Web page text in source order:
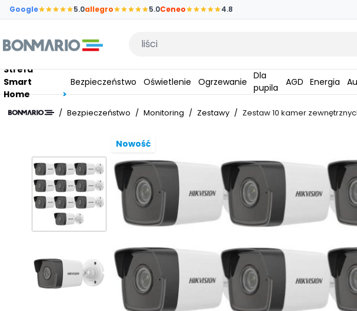
Przejdź do głównej zawartości strony
Google 5.0allegro 5.0Ceneo 4.8
Wpisz czego szukasz
Strefa
Smart
Home
Bezpieczeństwo Oświetlenie Ogrzewanie
Dla
pupila
AGD Energia
/ Bezpieczeństwo / Monitoring / Zestawy / Zestaw 10 kamer
Nowość